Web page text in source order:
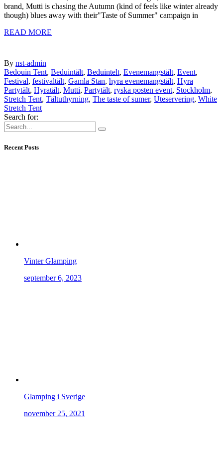
brand, Mutti is chasing the Autumn (kind of feels like winter already
though) blues away with their"Taste of Summer" campaign in
READ MORE
By nst-admin
Bedouin Tent, Beduintält, Beduintelt, Evenemangstält, Event,
Festival, festivaltält, Gamla Stan, hyra evenemangstält, Hyra
Partytält, Hyratält, Mutti, Partytält, ryska posten event, Stockholm,
Stretch Tent, Tältuthyrning, The taste of sumer, Uteservering, White
Stretch Tent
Search for:
Recent Posts
Vinter Glamping
september 6, 2023
Glamping i Sverige
november 25, 2021